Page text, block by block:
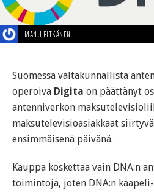
MANU PITKÄNEN
Suomessa valtakunnallista
operoiva Digita on päättänyt
antenniverkon
maksutelevisioasiakkaat
ensimmäisenä päivänä.
Kauppa koskettaa vain DNA:n
toimintoja, joten DNA:n